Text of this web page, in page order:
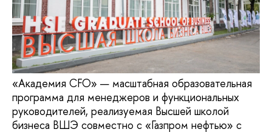
«Академия CFO» — масштабная образовательная
программа для менеджеров и функциональных
руководителей, реализуемая Высшей школой
бизнеса ВШЭ совместно с «Газпром нефтью» с